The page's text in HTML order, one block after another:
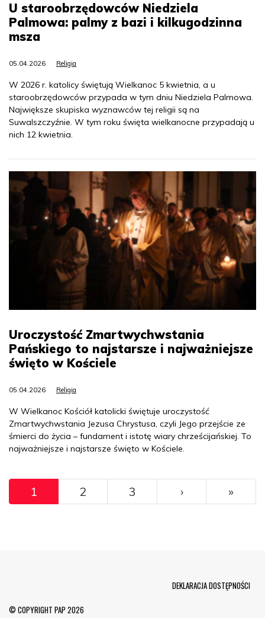
U staroobrzędowców Niedziela
Palmowa: palmy z bazi i kilkugodzinna
msza
05.04.2026 Religia
W 2026 r. katolicy świętują Wielkanoc 5 kwietnia, a u
staroobrzędowców przypada w tym dniu Niedziela Palmowa.
Największe skupiska wyznawców tej religii są na
Suwalszczyźnie. W tym roku święta wielkanocne przypadają u
nich 12 kwietnia.
Uroczystość Zmartwychwstania
Pańskiego to najstarsze i najważniejsze
święto w Kościele
05.04.2026 Religia
W Wielkanoc Kościół katolicki świętuje uroczystość
Zmartwychwstania Jezusa Chrystusa, czyli Jego przejście ze
śmierci do życia – fundament i istotę wiary chrześcijańskiej. To
najważniejsze i najstarsze święto w Kościele.
Pagination
1 2 3 ››› »
© COPYRIGHT PAP 2026
DEKLARACJA DOSTĘPNOŚCI